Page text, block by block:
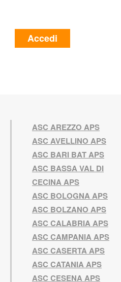
Menu
Accedi
ASC AREZZO APS
ASC AVELLINO APS
ASC BARI BAT APS
ASC BASSA VAL DI
CECINA APS
ASC BOLOGNA APS
ASC BOLZANO APS
ASC CALABRIA APS
ASC CAMPANIA APS
ASC CASERTA APS
ASC CATANIA APS
ASC CESENA APS